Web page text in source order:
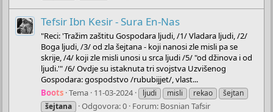
Tefsir Ibn Kesir - Sura En-Nas
"Reci: 'Tražim zaštitu Gospodara ljudi, /1/ Vladara ljudi, /2/
Boga ljudi, /3/ od zla šejtana - koji nanosi zle misli pa se
skrije, /4/ koji zle misli unosi u srca ljudi /5/ "od džinova i od
ljudi.'" /6/ Ovdje su istaknuta tri svojstva Uzvišenog
Gospodara: gospodstvo /rububijjet/, vlast...
Boots Tema 11-03-2024 ljudi misli rekao
šejtan
šejtana
Odgovora: 0 Forum: Bosnian Tafsir